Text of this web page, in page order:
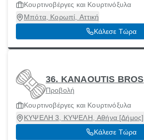
Κουρτινοβέργες και Κουρτινόξυλα
Μπότα, Κορωπί, Αττική
Κάλεσε Τώρα
36. KANAOUTIS BROS
Προβολή
Κουρτινοβέργες και Κουρτινόξυλα
ΚΥΨΕΛΗ 3, ΚΥΨΕΛΗ, Αθήνα [Δήμος],
Κάλεσε Τώρα